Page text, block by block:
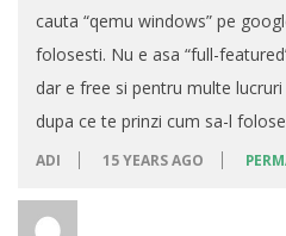
cauta “qemu windows” pe
folosesti. Nu e asa “full-
dar e free si pentru multe
dupa ce te prinzi cum sa-l
ADI 15 YEARS AGO